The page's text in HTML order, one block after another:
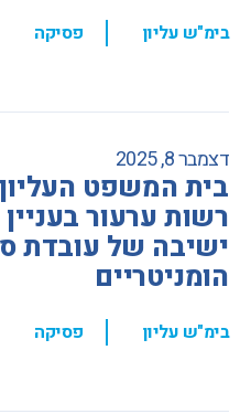
בימ"ש עליון , פסיקה
דצמבר 8, 2025
בית המשפט
רשות ערעור
ישיבה של עובדת
הומניטריים
בימ"ש עליון , פסיקה